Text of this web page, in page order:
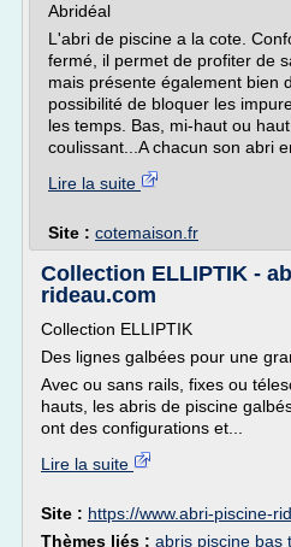
Abridéal
L'abri de piscine a la cote.
fermé, il permet de profiter de
mais présente également bien
possibilité de bloquer les
les temps. Bas, mi-haut ou
coulissant...A chacun son abri
Lire la suite
Site : cotemaison.fr
Collection ELLIPTIK -
rideau.com
Collection ELLIPTIK
Des lignes galbées pour une
Avec ou sans rails, fixes ou
hauts, les abris de piscine
ont des configurations et...
Lire la suite
Site : https://www.abri-piscine-
Thèmes liés : abris piscine bas